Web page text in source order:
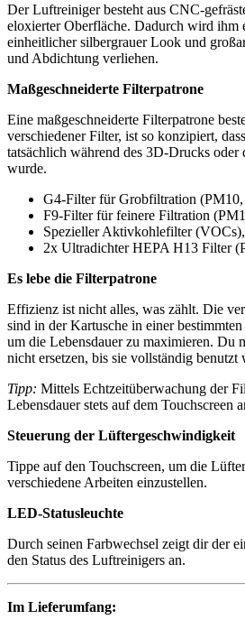
Der Luftreiniger besteht aus CNC-
eloxierter Oberfläche. Dadurch wird ihm
einheitlicher silbergrauer Look und
und Abdichtung verliehen.
Maßgeschneiderte Filterpatrone
Eine maßgeschneiderte Filterpatrone
verschiedener Filter, ist so konzipiert,
tatsächlich während des 3D-Drucks oder
wurde.
G4-Filter für Grobfiltration
F9-Filter für feinere Filtration
Spezieller Aktivkohlefilter (VOCs),
2x Ultradichter HEPA H13 Filter
Es lebe die Filterpatrone
Effizienz ist nicht alles, was zählt. Die
sind in der Kartusche in einer
um die Lebensdauer zu maximieren. Du
nicht ersetzen, bis sie vollständig benutzt
Tipp: Mittels Echtzeitüberwachung der
Lebensdauer stets auf dem Touchscreen
Steuerung der Lüftergeschwindigkeit
Tippe auf den Touchscreen, um die
verschiedene Arbeiten einzustellen.
LED-Statusleuchte
Durch seinen Farbwechsel zeigt dir der
den Status des Luftreinigers an.
Im Lieferumfang: